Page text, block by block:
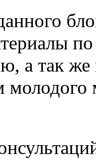
а так